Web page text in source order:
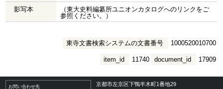
影写本
（東大史料編纂所ユニオンカタログへのリンクをご
参照ください。）
東寺文書検索システムの文書番号 1000520010700
document_id 17909
item_id 11740
お問い合わせ先 京都市左京区下鴨半木町1番地29